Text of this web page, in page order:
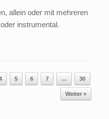
allein oder mit mehreren
instrumental.
5 6 7 … 30
Weiter »